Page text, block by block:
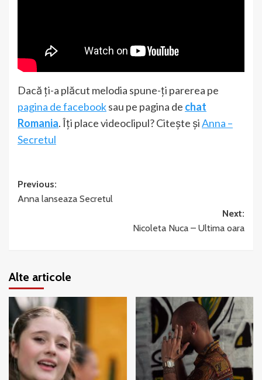
Dacă ți-a plăcut melodia spune-ți parerea pe
pagina de facebooksau pe pagina de chat
Romania. Îți place videoclipul? Citește șiAnna –
Secretul
Post
navigation
Previous:
Anna lanseaza Secretul
Next:
Nicoleta Nuca – Ultima oara
Alte articole